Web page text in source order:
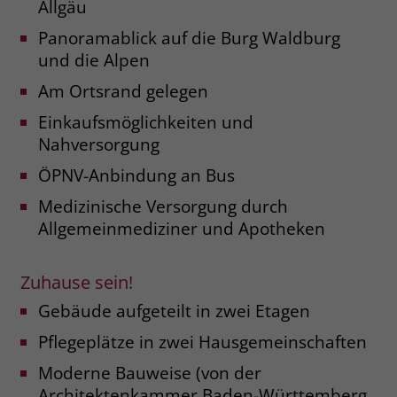
Allgäu
Panoramablick auf die Burg Waldburg
und die Alpen
Am Ortsrand gelegen
Einkaufsmöglichkeiten und
Nahversorgung
ÖPNV-Anbindung an Bus
Medizinische Versorgung durch
Allgemeinmediziner und Apotheken
Zuhause sein!
Gebäude aufgeteilt in zwei Etagen
Pflegeplätze in zwei Hausgemeinschaften
Moderne Bauweise (von der
__cf_bm
Anbieter .fonts.net
30 Minuten
Zweck
This cookie, set by Cloudflare, is used to
Name JSessionID
Laufzeit Session
Zweck
Behält die Zustände des Benutzers bei
allen Seitenanfragen bei.
Name _gcl_au
Laufzeit 90 Tage
Zweck Enthält eine zufallsgenerierte User-ID.
Name _gcl_aw
Laufzeit 90 Tage
Dieses Cookie wird gesetzt, wenn ein
User über einen Klick auf eine Google
Werbeanzeige auf die Website gelangt.
Es enthält Informationen darüber,